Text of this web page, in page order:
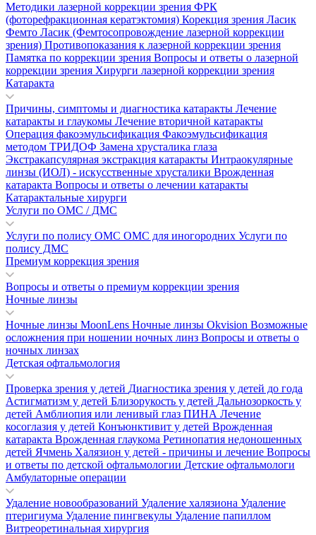
Методики лазерной коррекции зрения ФРК
(фоторефракционная кератэктомия) Корекция зрения Ласик
Фемто Ласик (Фемтосопровождение лазерной коррекции
зрения) Противопоказания к лазерной коррекции зрения
Памятка по коррекции зрения Вопросы и ответы о лазерной
коррекции зрения Хирурги лазерной коррекции зрения
Катаракта
Причины, симптомы и диагностика катаракты Лечение
катаракты и глаукомы Лечение вторичной катаракты
Операция факоэмульсификация Факоэмульсификация
методом ТРИДОФ Замена хрусталика глаза
Экстракапсулярная экстракция катаракты Интраокулярные
линзы (ИОЛ) - искусственные хрусталики Врожденная
катаракта Вопросы и ответы о лечении катаракты
Катарактальные хирурги
Услуги по ОМС / ДМС
Услуги по полису ОМС ОМС для иногородних Услуги по
полису ДМС
Премиум коррекция зрения
Вопросы и ответы о премиум коррекции зрения
Ночные линзы
Ночные линзы MoonLens Ночные линзы Okvision Возможные
осложнения при ношении ночных линз Вопросы и ответы о
ночных линзах
Детская офтальмология
Проверка зрения у детей Диагностика зрения у детей до года
Астигматизм у детей Близорукость у детей Дальнозоркость у
детей Амблиопия или ленивый глаз ПИНА Лечение
косоглазия у детей Конъюнктивит у детей Врожденная
катаракта Врожденная глаукома Ретинопатия недоношенных
детей Ячмень Халязион у детей - причины и лечение Вопросы
и ответы по детской офтальмологии Детские офтальмологи
Амбулаторные операции
Удаление новообразований Удаление халязиона Удаление
птеригиума Удаление пингвекулы Удаление папиллом
Витреоретинальная хирургия